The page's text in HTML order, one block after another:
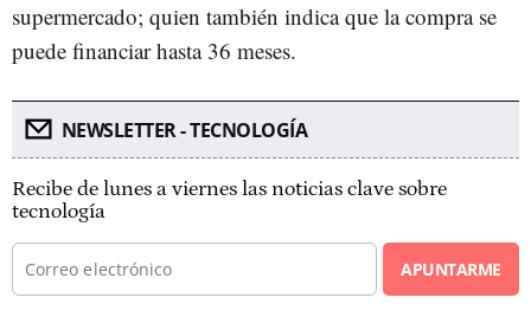
supermercado; quien también indica que la compra se
puede financiar hasta 36 meses.
NEWSLETTER - TECNOLOGÍA
Recibe de lunes a viernes las noticias clave sobre
tecnología
APUNTARME